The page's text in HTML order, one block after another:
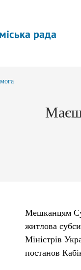
рада
Маєш
Мешканцям
житлова
Міністрів
постанов